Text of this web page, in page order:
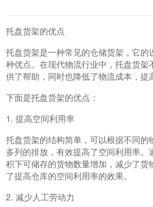
托盘货架的优点
托盘货架是一种常见的仓储货架，它的
种优点。在现代物流行业中，托盘货架
供了帮助，同时也降低了物流成本，提
下面是托盘货架的优点：
1. 提高空间利用率
托盘货架的结构简单，可以根据不同的
多列的排放，有效提高了空间利用率
积下可储存的货物数量增加，减少了货
了提高仓库的空间利用率的效果。
2. 减少人工劳动力